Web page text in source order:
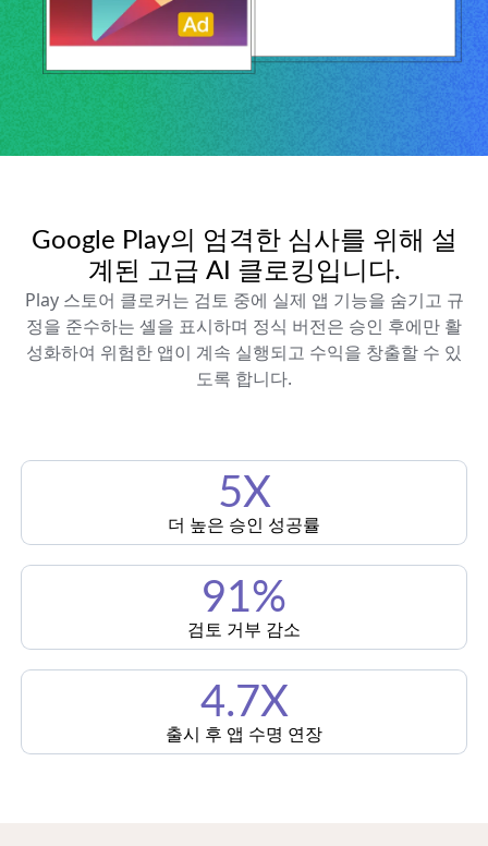
Google Play의 엄격한 심사를 위해 설
계된 고급 AI 클로킹입니다.
Play 스토어 클로커는 검토 중에 실제 앱 기능을 숨기고 규
정을 준수하는 셸을 표시하며 정식 버전은 승인 후에만 활
성화하여 위험한 앱이 계속 실행되고 수익을 창출할 수 있
도록 합니다.
5X
더 높은 승인 성공률
91%
검토 거부 감소
4.7X
출시 후 앱 수명 연장